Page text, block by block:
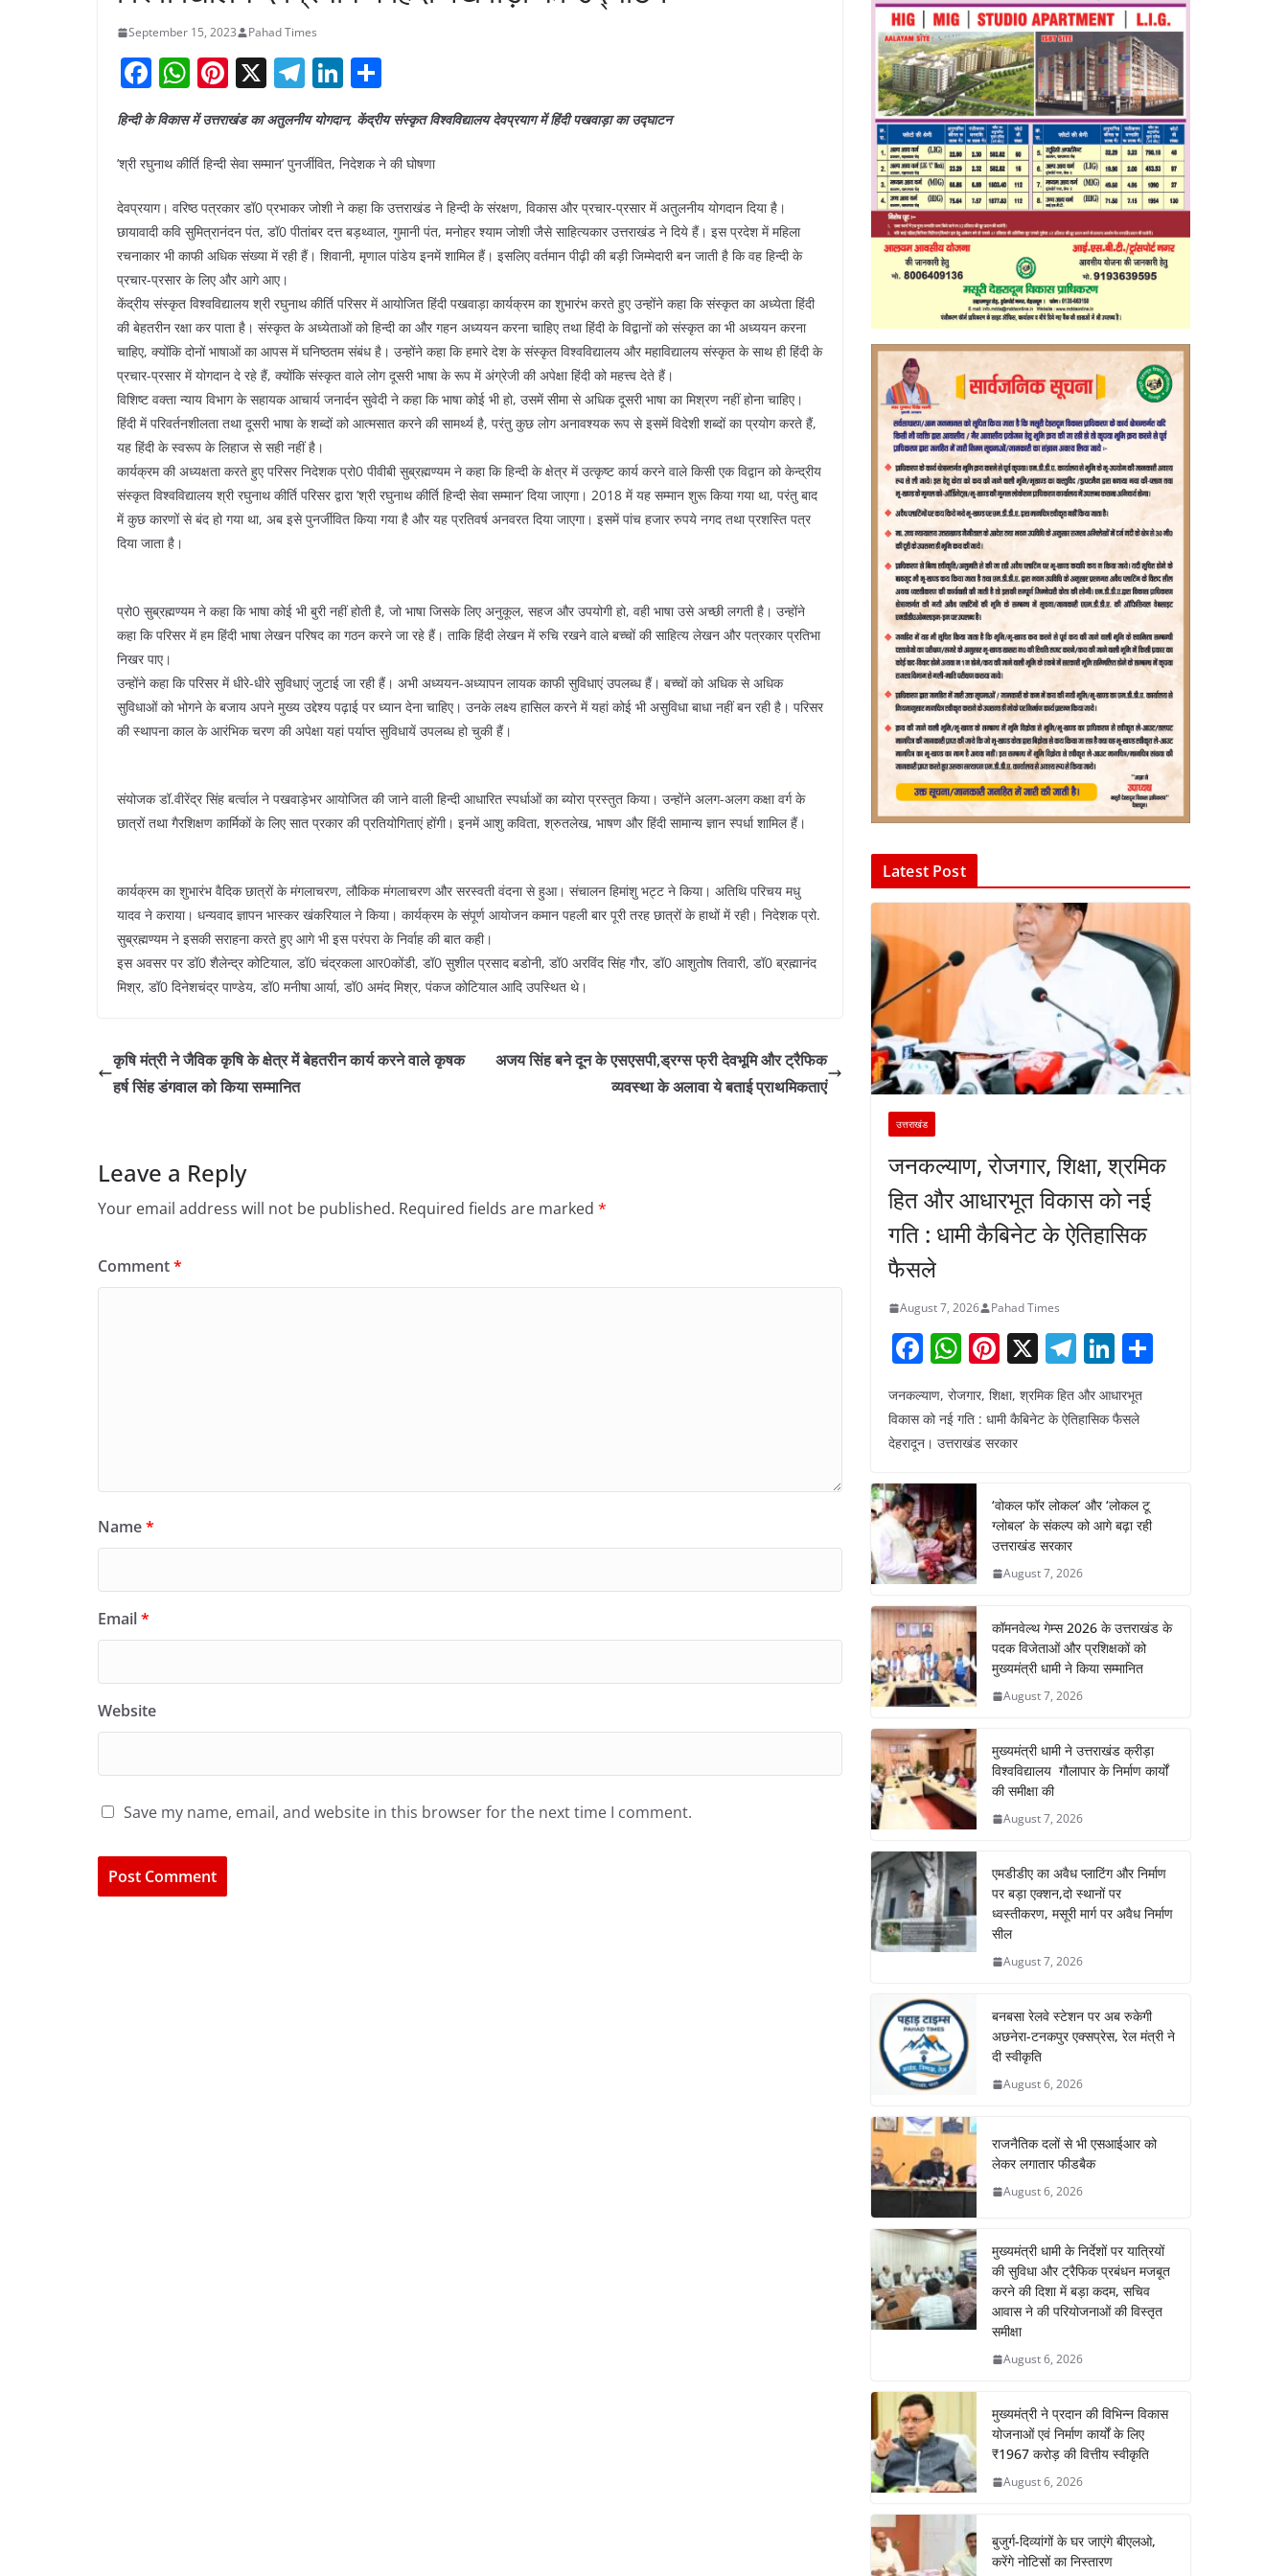
September 15, 2023 Pahad Times
F
a
c
e
b
o
o
k
W
h
at
s
A
p
p
Pi
nt
er
e
st
X T
el
e
gr
a
m
Li
n
k
e
dI
n
h
ar
e
हिन्दी के विकास में उत्तराखंड का अतुलनीय योगदान, केंद्रीय संस्कृत विश्वविद्यालय देवप्रयाग में हिंदी पखवाड़ा का उद्घाटन
’श्री रघुनाथ कीर्ति हिन्दी सेवा सम्मान’ पुनर्जीवित, निदेशक ने की घोषणा
देवप्रयाग। वरिष्ठ पत्रकार डॉ0 प्रभाकर जोशी ने कहा कि उत्तराखंड ने हिन्दी के संरक्षण, विकास और प्रचार-प्रसार में अतुलनीय योगदान दिया है।
छायावादी कवि सुमित्रानंदन पंत, डॉ0 पीतांबर दत्त बड़थ्वाल, गुमानी पंत, मनोहर श्याम जोशी जैसे साहित्यकार उत्तराखंड ने दिये हैं। इस प्रदेश में महिला
रचनाकार भी काफी अधिक संख्या में रही हैं। शिवानी, मृणाल पांडेय इनमें शामिल हैं। इसलिए वर्तमान पीढ़ी की बड़ी जिम्मेदारी बन जाती है कि वह हिन्दी के
प्रचार-प्रसार के लिए और आगे आए।
केंद्रीय संस्कृत विश्वविद्यालय श्री रघुनाथ कीर्ति परिसर में आयोजित हिंदी पखवाड़ा कार्यक्रम का शुभारंभ करते हुए उन्होंने कहा कि संस्कृत का अध्येता हिंदी
की बेहतरीन रक्षा कर पाता है। संस्कृत के अध्येताओं को हिन्दी का और गहन अध्ययन करना चाहिए तथा हिंदी के विद्वानों को संस्कृत का भी अध्ययन करना
चाहिए, क्योंकि दोनों भाषाओं का आपस में घनिष्ठतम संबंध है। उन्होंने कहा कि हमारे देश के संस्कृत विश्वविद्यालय और महाविद्यालय संस्कृत के साथ ही हिंदी के
प्रचार-प्रसार में योगदान दे रहे हैं, क्योंकि संस्कृत वाले लोग दूसरी भाषा के रूप में अंग्रेजी की अपेक्षा हिंदी को महत्त्व देते हैं।
विशिष्ट वक्ता न्याय विभाग के सहायक आचार्य जनार्दन सुवेदी ने कहा कि भाषा कोई भी हो, उसमें सीमा से अधिक दूसरी भाषा का मिश्रण नहीं होना चाहिए।
हिंदी में परिवर्तनशीलता तथा दूसरी भाषा के शब्दों को आत्मसात करने की सामर्थ्य है, परंतु कुछ लोग अनावश्यक रूप से इसमें विदेशी शब्दों का प्रयोग करते हैं,
यह हिंदी के स्वरूप के लिहाज से सही नहीं है।
कार्यक्रम की अध्यक्षता करते हुए परिसर निदेशक प्रो0 पीवीबी सुब्रह्मण्यम ने कहा कि हिन्दी के क्षेत्र में उत्कृष्ट कार्य करने वाले किसी एक विद्वान को केन्द्रीय
संस्कृत विश्वविद्यालय श्री रघुनाथ कीर्ति परिसर द्वारा ’श्री रघुनाथ कीर्ति हिन्दी सेवा सम्मान’ दिया जाएगा। 2018 में यह सम्मान शुरू किया गया था, परंतु बाद
में कुछ कारणों से बंद हो गया था, अब इसे पुनर्जीवित किया गया है और यह प्रतिवर्ष अनवरत दिया जाएगा। इसमें पांच हजार रुपये नगद तथा प्रशस्ति पत्र
दिया जाता है।
प्रो0 सुब्रह्मण्यम ने कहा कि भाषा कोई भी बुरी नहीं होती है, जो भाषा जिसके लिए अनुकूल, सहज और उपयोगी हो, वही भाषा उसे अच्छी लगती है। उन्होंने
कहा कि परिसर में हम हिंदी भाषा लेखन परिषद का गठन करने जा रहे हैं। ताकि हिंदी लेखन में रुचि रखने वाले बच्चों की साहित्य लेखन और पत्रकार प्रतिभा
निखर पाए।
उन्होंने कहा कि परिसर में धीरे-धीरे सुविधाएं जुटाई जा रही हैं। अभी अध्ययन-अध्यापन लायक काफी सुविधाएं उपलब्ध हैं। बच्चों को अधिक से अधिक
सुविधाओं को भोगने के बजाय अपने मुख्य उद्देश्य पढ़ाई पर ध्यान देना चाहिए। उनके लक्ष्य हासिल करने में यहां कोई भी असुविधा बाधा नहीं बन रही है। परिसर
की स्थापना काल के आरंभिक चरण की अपेक्षा यहां पर्याप्त सुविधायें उपलब्ध हो चुकी हैं।
संयोजक डॉ.वीरेंद्र सिंह बर्त्वाल ने पखवाड़ेभर आयोजित की जाने वाली हिन्दी आधारित स्पर्धाओं का ब्योरा प्रस्तुत किया। उन्होंने अलग-अलग कक्षा वर्ग के
छात्रों तथा गैरशिक्षण कार्मिकों के लिए सात प्रकार की प्रतियोगिताएं होंगी। इनमें आशु कविता, श्रुतलेख, भाषण और हिंदी सामान्य ज्ञान स्पर्धा शामिल हैं।
कार्यक्रम का शुभारंभ वैदिक छात्रों के मंगलाचरण, लौकिक मंगलाचरण और सरस्वती वंदना से हुआ। संचालन हिमांशु भट्ट ने किया। अतिथि परिचय मधु
यादव ने कराया। धन्यवाद ज्ञापन भास्कर खंकरियाल ने किया। कार्यक्रम के संपूर्ण आयोजन कमान पहली बार पूरी तरह छात्रों के हाथों में रही। निदेशक प्रो.
सुब्रह्मण्यम ने इसकी सराहना करते हुए आगे भी इस परंपरा के निर्वाह की बात कही।
इस अवसर पर डॉ0 शैलेन्द्र कोटियाल, डॉ0 चंद्रकला आर0कोंडी, डॉ0 सुशील प्रसाद बडोनी, डॉ0 अरविंद सिंह गौर, डॉ0 आशुतोष तिवारी, डॉ0 ब्रह्मानंद
मिश्र, डॉ0 दिनेशचंद्र पाण्डेय, डॉ0 मनीषा आर्या, डॉ0 अमंद मिश्र, पंकज कोटियाल आदि उपस्थित थे।
कृषि मंत्री ने जैविक कृषि के क्षेत्र में बेहतरीन कार्य करने वाले कृषक
हर्ष सिंह डंगवाल को किया सम्मानित
अजय सिंह बने दून के एसएसपी,ड्रग्स फ्री देवभूमि और ट्रैफिक
व्यवस्था के अलावा ये बताई प्राथमिकताएं
Leave a Reply
Your email address will not be published. Required fields are marked *
Comment*
Name*
Email*
Website
Save my name, email, and website in this browser for the next time I comment.
Latest Post
उत्तराखंड
जनकल्याण, रोजगार, शिक्षा, श्रमिक
हित और आधारभूत विकास को नई
गति : धामी कैबिनेट के ऐतिहासिक
फैसले
August 7, 2026 Pahad Times
F
c
e
o
o
k
W
at
s
p
Pi
er
e
X T
el
e
m
Li
k
n
जनकल्याण, रोजगार, शिक्षा, श्रमिक हित और आधारभूत
विकास को नई गति : धामी कैबिनेट के ऐतिहासिक फैसले
देहरादून। उत्तराखंड सरकार
‘वोकल फॉर लोकल’ और ‘लोकल टू
ग्लोबल’ के संकल्प को आगे बढ़ा रही
उत्तराखंड सरकार
August 7, 2026
कॉमनवेल्थ गेम्स 2026 के उत्तराखंड के
पदक विजेताओं और प्रशिक्षकों को
मुख्यमंत्री धामी ने किया सम्मानित
August 7, 2026
मुख्यमंत्री धामी ने उत्तराखंड क्रीड़ा
विश्वविद्यालय गौलापार के निर्माण कार्यों
की समीक्षा की
August 7, 2026
एमडीडीए का अवैध प्लाटिंग और निर्माण
पर बड़ा एक्शन,दो स्थानों पर
ध्वस्तीकरण, मसूरी मार्ग पर अवैध निर्माण
सील
August 7, 2026
बनबसा रेलवे स्टेशन पर अब रुकेगी
अछनेरा-टनकपुर एक्सप्रेस, रेल मंत्री ने
दी स्वीकृति
August 6, 2026
राजनैतिक दलों से भी एसआईआर को
लेकर लगातार फीडबैक
August 6, 2026
मुख्यमंत्री धामी के निर्देशों पर यात्रियों
की सुविधा और ट्रैफिक प्रबंधन मजबूत
करने की दिशा में बड़ा कदम, सचिव
आवास ने की परियोजनाओं की विस्तृत
समीक्षा
August 6, 2026
मुख्यमंत्री ने प्रदान की विभिन्न विकास
योजनाओं एवं निर्माण कार्यों के लिए
₹1967 करोड़ की वित्तीय स्वीकृति
August 6, 2026
बुजुर्ग-दिव्यांगों के घर जाएंगे बीएलओ,
करेंगे नोटिसों का निस्तारण